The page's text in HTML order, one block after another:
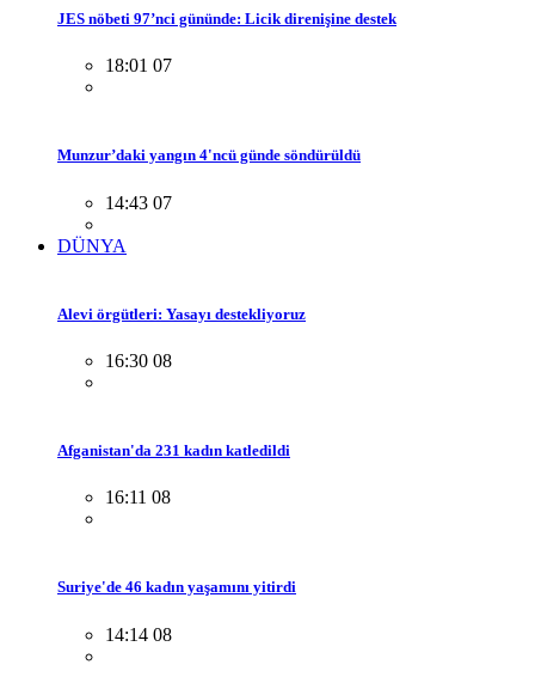
JES nöbeti 97’nci gününde: Licik direnişine destek
18:01 07
Munzur’daki yangın 4'ncü günde söndürüldü
14:43 07
DÜNYA
Alevi örgütleri: Yasayı destekliyoruz
16:30 08
Afganistan'da 231 kadın katledildi
16:11 08
Suriye'de 46 kadın yaşamını yitirdi
14:14 08